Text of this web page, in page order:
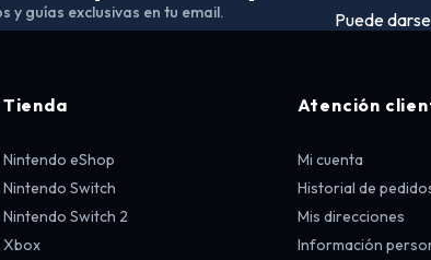
guías exclusivas en tu email. Puede
Tienda
Nintendo eShop
Nintendo Switch
Nintendo Switch 2
Xbox
Atención
Mi cuenta
Historial de
Mis direcciones
Información